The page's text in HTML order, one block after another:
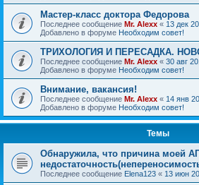
Мастер-класс доктора Федорова
Последнее сообщение Mr. Alexx « 13 дек
Добавлено в форуме Необходим совет!
ТРИХОЛОГИЯ И ПЕРЕСАДКА.
Последнее сообщение Mr. Alexx « 30 авг
Добавлено в форуме Необходим совет!
Внимание, вакансия!
Последнее сообщение Mr. Alexx « 14 янв
Добавлено в форуме Необходим совет!
Темы
Обнаружила, что причина моей
Последнее сообщение Elena123 « 13 июн